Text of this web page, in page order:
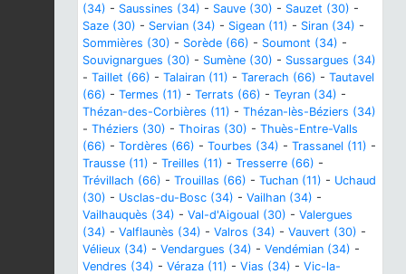
(34) - Saussines (34) - Sauve (30) - Sauzet (30) -
Saze (30) - Servian (34) - Sigean (11) - Siran (34) -
Sommières (30) - Sorède (66) - Soumont (34) -
Souvignargues (30) - Sumène (30) - Sussargues (34)
- Taillet (66) - Talairan (11) - Tarerach (66) - Tautavel
(66) - Termes (11) - Terrats (66) - Teyran (34) -
Thézan-des-Corbières (11) - Thézan-lès-Béziers (34)
- Théziers (30) - Thoiras (30) - Thuès-Entre-Valls
(66) - Tordères (66) - Tourbes (34) - Trassanel (11) -
Trausse (11) - Treilles (11) - Tresserre (66) -
Trévillach (66) - Trouillas (66) - Tuchan (11) - Uchaud
(30) - Usclas-du-Bosc (34) - Vailhan (34) -
Vailhauquès (34) - Val-d'Aigoual (30) - Valergues
(34) - Valflaunès (34) - Valros (34) - Vauvert (30) -
Vélieux (34) - Vendargues (34) - Vendémian (34) -
Vendres (34) - Véraza (11) - Vias (34) - Vic-la-